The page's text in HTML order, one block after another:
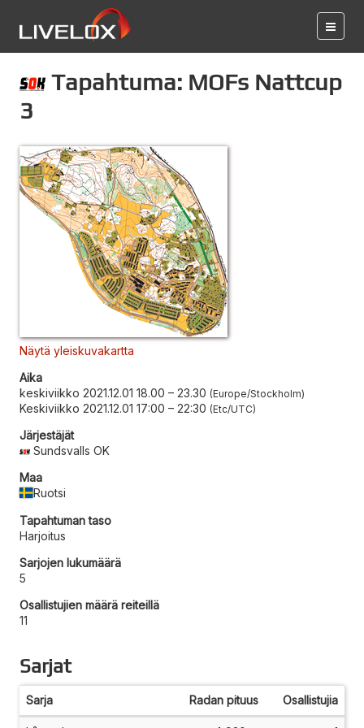
Tapahtuma: MOFs Nattcup
3
Näytä yleiskuvakartta
Aika
keskiviikko 2021.12.01 18.00 – 23.30 Europe/Stockholm
Keskiviikko 2021.12.01 17:00 – 22:30 Etc/UTC
Järjestäjät
Sundsvalls OK
Maa
Ruotsi
Tapahtuman taso
Harjoitus
Sarjojen lukumäärä
5
Osallistujien määrä reiteillä
11
Sarjat
Sarja Radan pituus Osallistujia